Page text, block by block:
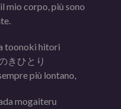
mio corpo, più sono
toonoki hitori
きひとり
più lontano,
mogaiteru